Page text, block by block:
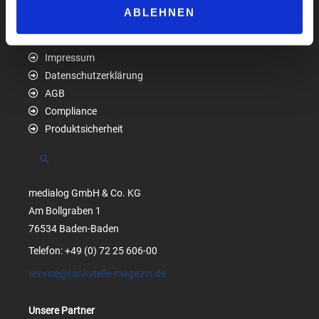
ABLEHNEN
Impressum
Datenschutzerklärung
AGB
Compliance
Produktsicherheit
Suchen
medialog GmbH & Co. KG
Am Bollgraben 1
76534 Baden-Baden
Telefon: +49 (0) 72 25 606-00
service@tankstelle-magazin.de
Unsere Partner